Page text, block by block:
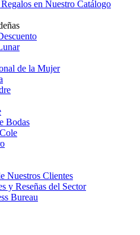
en Nuestro Catálogo
de la Mujer
Bodas
Nuestros Clientes
y Reseñas del Sector
Bureau